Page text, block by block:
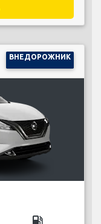
ВНЕДОРОЖНИК
local_gas_station